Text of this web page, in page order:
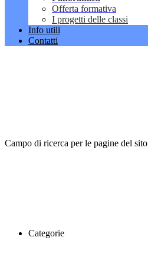
Offerta formativa
I progetti delle classi
Info utili
Contatti
Campo di ricerca per le pagine del sito
Categorie